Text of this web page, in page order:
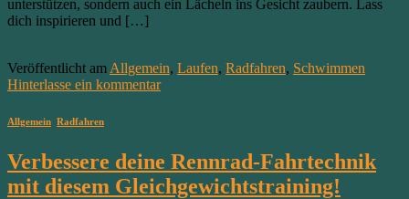
unterstützen, sondern auch ein Lächeln ins Gesicht zaubern. Lass
dich inspirieren und […]
Veröffentlicht am Allgemein, Laufen, Radfahren, Schwimmen
Hinterlasse ein kommentar
Allgemein Radfahren
Verbessere deine Rennrad-Fahrtechnik
mit diesem Gleichgewichtstraining!